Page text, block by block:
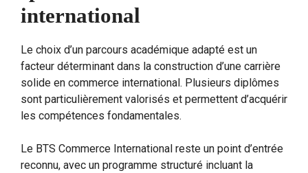
international
Le choix d’un parcours académique adapté est un
facteur déterminant dans la construction d’une carrière
solide en commerce international. Plusieurs diplômes
sont particulièrement valorisés et permettent d’acquérir
les compétences fondamentales.
Le BTS Commerce International reste un point d’entrée
reconnu, avec un programme structuré incluant la